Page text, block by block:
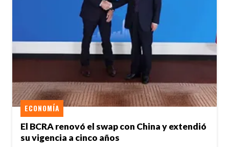
El BCRA renovó el swap con China y extendió
su vigencia a cinco años
ECONOMÍA